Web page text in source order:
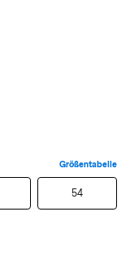
Größentabelle
54